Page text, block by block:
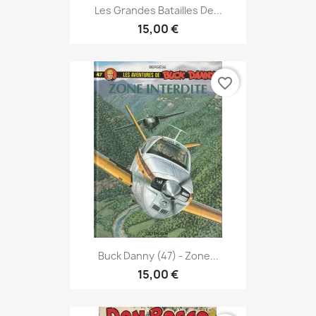
Les Grandes Batailles De...
15,00 €
Buck Danny (47) - Zone...
15,00 €
favorite_border